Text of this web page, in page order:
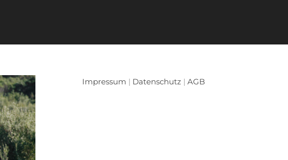
Impressum | Datenschutz | AGB